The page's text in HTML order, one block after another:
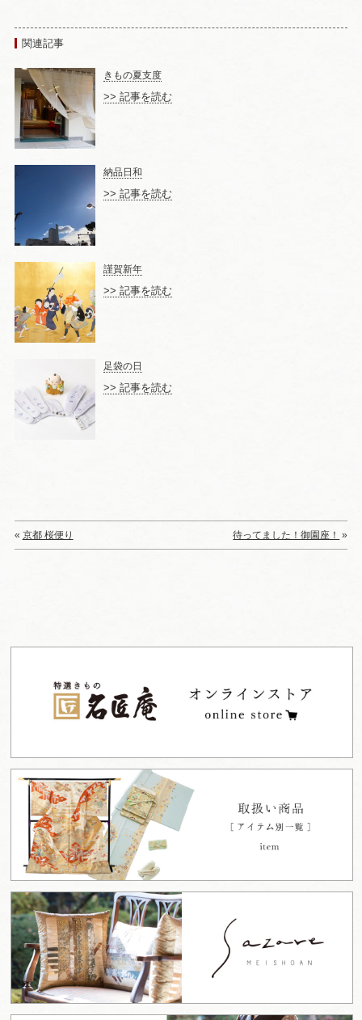
関連記事
きもの夏支度
>> 記事を読む
納品日和
>> 記事を読む
謹賀新年
>> 記事を読む
足袋の日
>> 記事を読む
« 京都 桜便り 待ってました！御園座！ »